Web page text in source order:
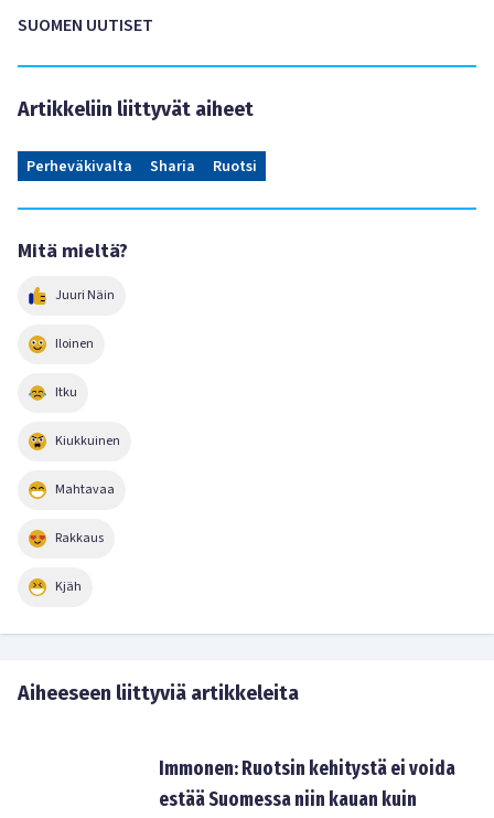
SUOMEN UUTISET
Artikkeliin liittyvät aiheet
Perheväkivalta Sharia Ruotsi
Mitä mieltä?
Juuri Näin
Iloinen
Itku
Kiukkuinen
Mahtavaa
Rakkaus
Kjäh
Aiheeseen liittyviä artikkeleita
Immonen: Ruotsin kehitystä ei voida
estää Suomessa niin kauan kuin